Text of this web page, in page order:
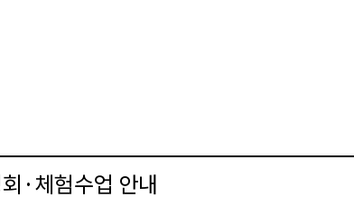
·체험수업 안내